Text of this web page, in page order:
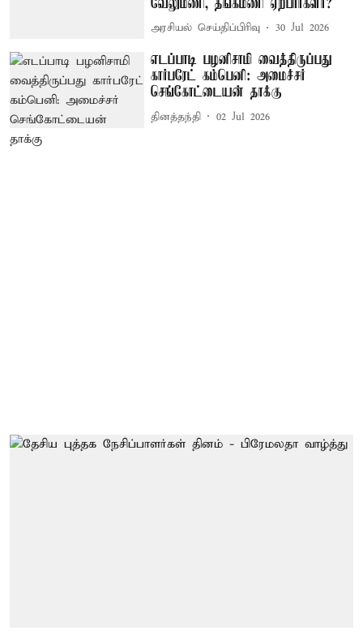
வேலுமணி, தங்கமணி ஏற்பார்களா?
அரசியல் செய்திப்பிரிவு 30 Jul 2026
எடப்பாடி பழனிசாமி வைத்திருப்பது
கார்பரேட் கம்பெனி: அமைச்சர்
செங்கோட்டையன் தாக்கு
தினத்தந்தி 02 Jul 2026